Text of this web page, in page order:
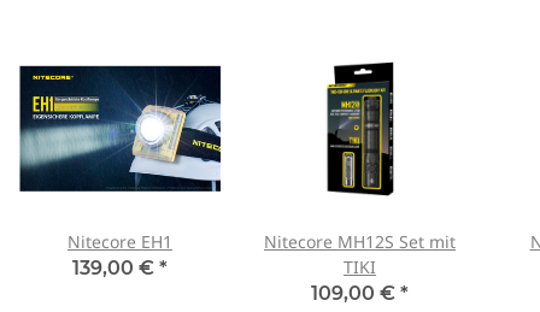
Nitecore EH1
139,00 € *
Nitecore MH12S Set mit
TIKI
109,00 € *